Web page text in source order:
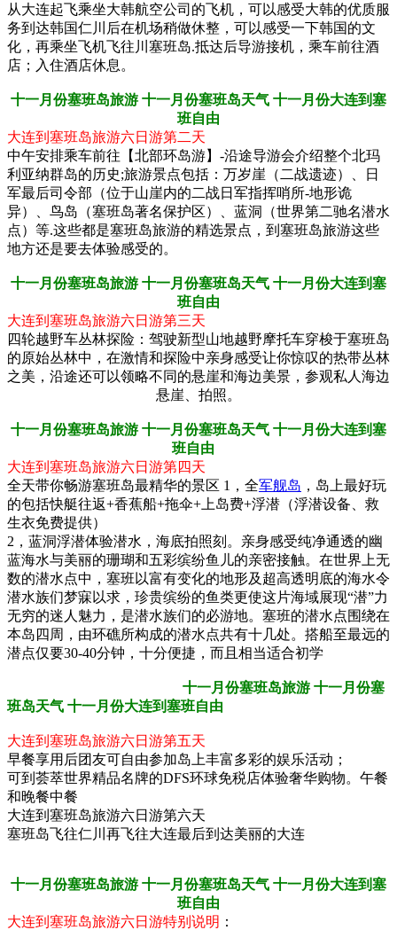
从大连起飞乘坐大韩航空公司的飞机，可以感受大韩的优质服
务到达韩国仁川后在机场稍做休整，可以感受一下韩国的文
化，再乘坐飞机飞往川塞班岛.抵达后导游接机，乘车前往酒
店；入住酒店休息。
十一月份塞班岛旅游 十一月份塞班岛天气 十一月份大连到塞
班自由
大连到塞班岛旅游六日游第二天
中午安排乘车前往【北部环岛游】-沿途导游会介绍整个北玛
利亚纳群岛的历史;旅游景点包括：万岁崖（二战遗迹）、日
军最后司令部（位于山崖内的二战日军指挥哨所-地形诡
异）、鸟岛（塞班岛著名保护区）、蓝洞（世界第二驰名潜水
点）等.这些都是塞班岛旅游的精选景点，到塞班岛旅游这些
地方还是要去体验感受的。
十一月份塞班岛旅游 十一月份塞班岛天气 十一月份大连到塞
班自由
大连到塞班岛旅游六日游第三天
四轮越野车丛林探险：驾驶新型山地越野摩托车穿梭于塞班岛
的原始丛林中，在激情和探险中亲身感受让你惊叹的热带丛林
之美，沿途还可以领略不同的悬崖和海边美景，参观私人海边
悬崖、拍照。
十一月份塞班岛旅游 十一月份塞班岛天气 十一月份大连到塞
班自由
大连到塞班岛旅游六日游第四天
全天带你畅游塞班岛最精华的景区 1，全军舰岛 ，岛上最好玩
的包括快艇往返+香蕉船+拖伞+上岛费+浮潜（浮潜设备、救
生衣免费提供）
2，蓝洞浮潜体验潜水，海底拍照刻。亲身感受纯净通透的幽
蓝海水与美丽的珊瑚和五彩缤纷鱼儿的亲密接触。在世界上无
数的潜水点中，塞班以富有变化的地形及超高透明底的海水令
潜水族们梦寐以求，珍贵缤纷的鱼类更使这片海域展现“潜”力
无穷的迷人魅力，是潜水族们的必游地。塞班的潜水点围绕在
本岛四周，由环礁所构成的潜水点共有十几处。搭船至最远的
潜点仅要30-40分钟，十分便捷，而且相当适合初学
十一月份塞班岛旅游 十一月份塞
班岛天气 十一月份大连到塞班自由
大连到塞班岛旅游六日游第五天
早餐享用后团友可自由参加岛上丰富多彩的娱乐活动；
可到荟萃世界精品名牌的DFS环球免税店体验奢华购物。午餐
和晚餐中餐
大连到塞班岛旅游六日游第六天
塞班岛飞往仁川再飞往大连最后到达美丽的大连
十一月份塞班岛旅游 十一月份塞班岛天气 十一月份大连到塞
班自由
大连到塞班岛旅游六日游特别说明 ：